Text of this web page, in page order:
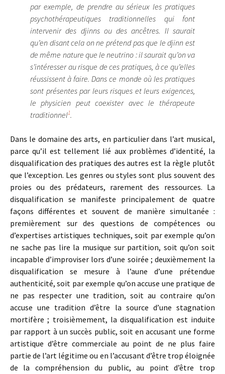
par exemple, de prendre au sérieux les pratiques
psychothérapeutiques traditionnelles qui font
intervenir des djinns ou des ancêtres. Il saurait
qu’en disant cela on ne prétend pas que le djinn est
de même nature que le neutrino : il saurait qu’on va
s’intéresser au risque de ces pratiques, à ce qu’elles
réussissent à faire. Dans ce monde où les pratiques
sont présentes par leurs risques et leurs exigences,
le physicien peut coexister avec le thérapeute
traditionnel1.
Dans le domaine des arts, en particulier dans l’art musical,
parce qu’il est tellement lié aux problèmes d’identité, la
disqualification des pratiques des autres est la règle plutôt
que l’exception. Les genres ou styles sont plus souvent des
proies ou des prédateurs, rarement des ressources. La
disqualification se manifeste principalement de quatre
façons différentes et souvent de manière simultanée :
premièrement sur des questions de compétences ou
d’expertises artistiques techniques, soit par exemple qu’on
ne sache pas lire la musique sur partition, soit qu’on soit
incapable d’improviser lors d’une soirée ; deuxièmement la
disqualification se mesure à l’aune d’une prétendue
authenticité, soit par exemple qu’on accuse une pratique de
ne pas respecter une tradition, soit au contraire qu’on
accuse une tradition d’être la source d’une stagnation
mortifère ; troisièmement, la disqualification est induite
par rapport à un succès public, soit en accusant une forme
artistique d’être commerciale au point de ne plus faire
partie de l’art légitime ou en l’accusant d’être trop éloignée
de la compréhension du public, au point d’être trop